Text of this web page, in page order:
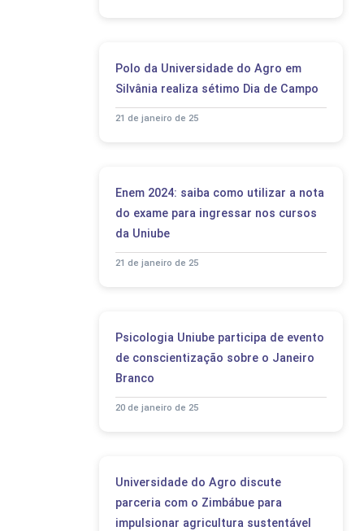
Polo da Universidade do Agro em
Silvânia realiza sétimo Dia de Campo
21 de janeiro de 25
Enem 2024: saiba como utilizar a nota
do exame para ingressar nos cursos
da Uniube
21 de janeiro de 25
Psicologia Uniube participa de evento
de conscientização sobre o Janeiro
Branco
20 de janeiro de 25
Universidade do Agro discute
parceria com o Zimbábue para
impulsionar agricultura sustentável